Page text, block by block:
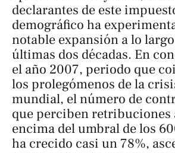
declarantes de este
demográfico ha
notable expansión a lo
últimas dos décadas. En
el año 2007, periodo que
los prolegómenos de la
mundial, el número de
que perciben retribuciones
encima del umbral de los
ha crecido casi un 78%,